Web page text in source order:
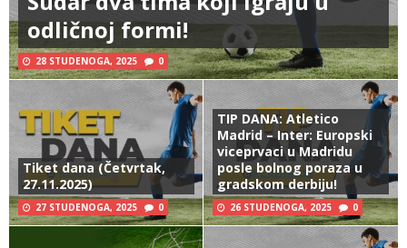
odličnoj formi!
28 STUDENOGA, 2025 0
Tiket dana (Četvrtak,
27.11.2025)
27 STUDENOGA, 2025 0
TIP DANA: Atletico
Madrid – Inter: Europski
viceprvaci u Madridu
posle bolnog poraza u
gradskom derbiju!
26 STUDENOGA, 2025 0